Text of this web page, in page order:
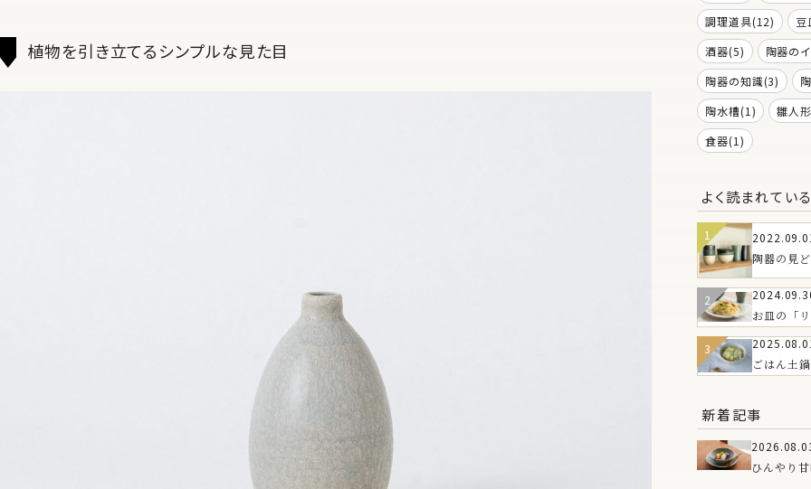
植物を引き立てるシンプルな見た目
調理道具(12)
豆
酒器(5)
陶器の
陶器の知識(3)
陶水槽(1)
雛人
食器(1)
よく読まれてい
陶器の見
は？
お皿の「
皿の魅力
WAREお
ごはん土
新着記事
ひんやり